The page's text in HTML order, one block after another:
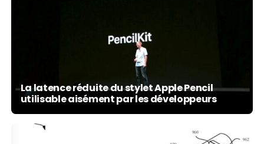
La latence réduite du stylet Apple Pencil
utilisable aisément par les développeurs